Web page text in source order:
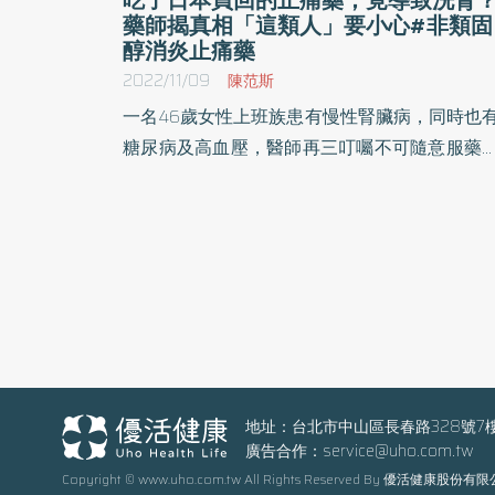
藥師揭真相「這類人」要小心#非類固
醇消炎止痛藥
2022/11/09 陳范斯
一名46歲女性上班族患有慢性腎臟病，同時也
糖尿病及高血壓，醫師再三叮囑不可隨意服藥。
地址：台北市中山區長春路328號7
廣告合作： service@uho.com.tw
Copyright © www.uho.com.tw All Rights Reserved By 優活健康股份有限